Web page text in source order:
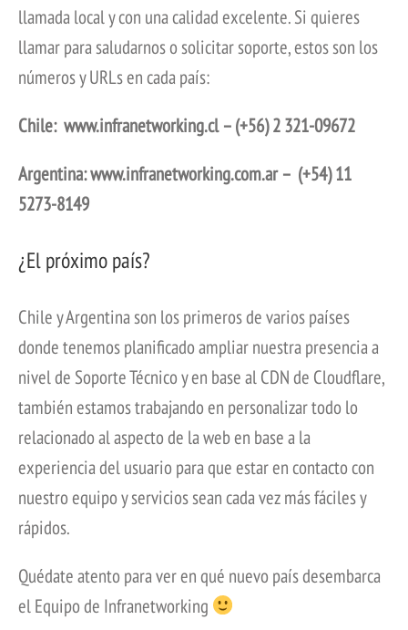
llamada local y con una calidad excelente. Si quieres
llamar para saludarnos o solicitar soporte, estos son los
números y URLs en cada país:
Chile: www.infranetworking.cl –(+56) 2 321-09672
Argentina: www.infranetworking.com.ar – (+54) 11
5273-8149
¿El próximo país?
Chile y Argentina son los primeros de varios países
donde tenemos planificado ampliar nuestra presencia a
nivel de Soporte Técnico y en base al CDN de Cloudflare,
también estamos trabajando en personalizar todo lo
relacionado al aspecto de la web en base a la
experiencia del usuario para que estar en contacto con
nuestro equipo y servicios sean cada vez más fáciles y
rápidos.
Quédate atento para ver en qué nuevo país desembarca
el Equipo de Infranetworking